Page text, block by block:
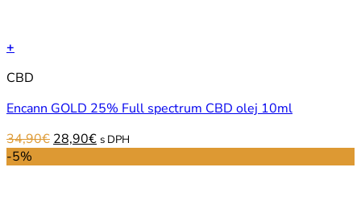
+
CBD
Encann GOLD 25% Full spectrum CBD olej 10ml
34,90€ Original
28,90€Current
s DPH
-5%